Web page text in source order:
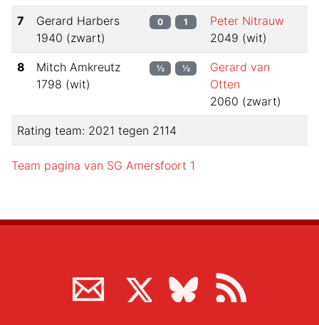
7
Gerard Harbers
1940 (zwart)
0 1
Peter Nitrauw
2049 (wit)
8
Mitch Amkreutz
1798 (wit)
½ ½
Gerard van
Otten
2060 (zwart)
Rating team: 2021 tegen 2114
Team pagina van SG Amersfoort 1